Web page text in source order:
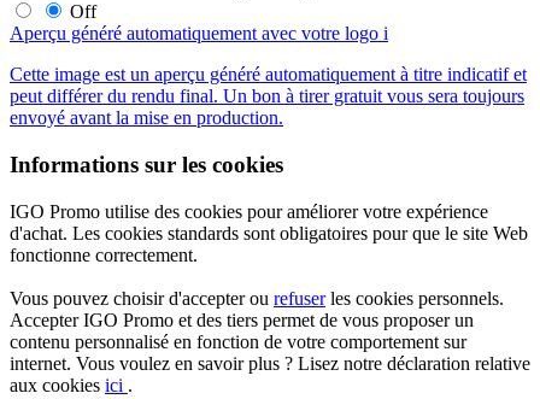
Off
Aperçu généré automatiquement avec votre logo i
Cette image est un aperçu généré automatiquement à titre indicatif et
peut différer du rendu final. Un bon à tirer gratuit vous sera toujours
envoyé avant la mise en production.
Informations sur les cookies
IGO Promo utilise des cookies pour améliorer votre expérience
d'achat. Les cookies standards sont obligatoires pour que le site Web
fonctionne correctement.
Vous pouvez choisir d'accepter ou refuserles cookies personnels.
Accepter IGO Promo et des tiers permet de vous proposer un
contenu personnalisé en fonction de votre comportement sur
internet. Vous voulez en savoir plus ? Lisez notre déclaration relative
aux cookies ici .